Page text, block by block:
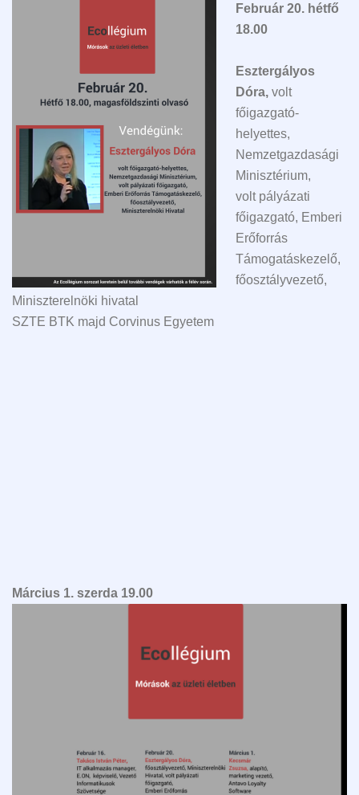
Február 20. hétfő
18.00
Esztergályos
Dóra, volt
főigazgató-
helyettes,
Nemzetgazdasági
Minisztérium,
volt pályázati
főigazgató, Emberi
Erőforrás
Támogatáskezelő,
főosztályvezető,
Miniszterelnöki hivatal
SZTE BTK majd Corvinus Egyetem
Március 1. szerda 19.00